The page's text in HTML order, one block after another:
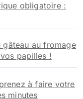
obligatoire :
au fromage
papilles !
à faire votre
minutes